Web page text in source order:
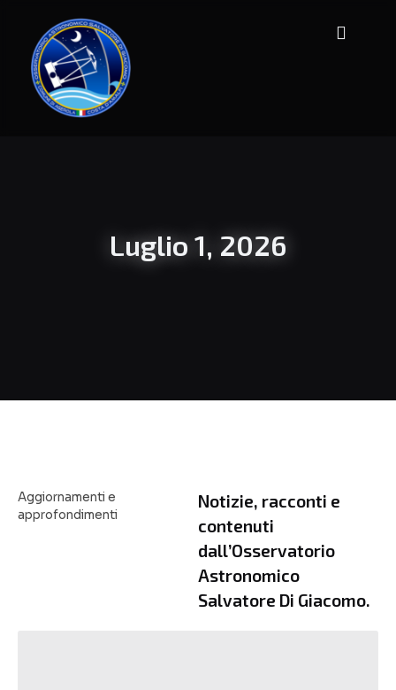
Luglio 1, 2026
Aggiornamenti e
approfondimenti
Notizie, racconti e
contenuti
dall’Osservatorio
Astronomico
Salvatore Di Giacomo.